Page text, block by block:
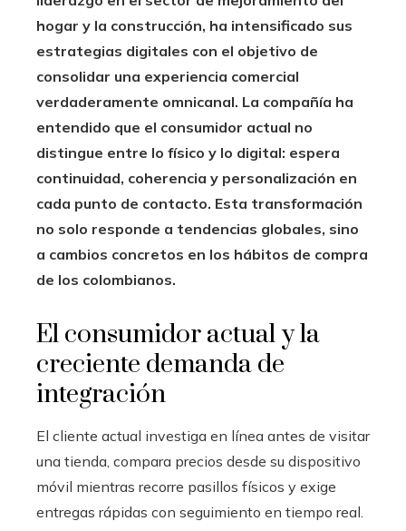
hogar y la construcción, ha intensificado sus
estrategias digitales con el objetivo de
consolidar una experiencia comercial
verdaderamente omnicanal. La compañía ha
entendido que el consumidor actual no
distingue entre lo físico y lo digital: espera
continuidad, coherencia y personalización en
cada punto de contacto. Esta transformación
no solo responde a tendencias globales, sino
a cambios concretos en los hábitos de compra
de los colombianos.
El consumidor actual y la
creciente demanda de
integración
El cliente actual investiga en línea antes de visitar
una tienda, compara precios desde su dispositivo
móvil mientras recorre pasillos físicos y exige
entregas rápidas con seguimiento en tiempo real.